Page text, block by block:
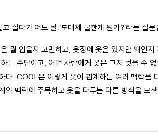
살다가 어느 날 ‘도대체 쿨한게 뭔가?’라는 질문
뭘 입을지 고민하고, 옷장에 옷은 있지만 왜인
는 수단이고, 어떤 사람에게 옷은 그저 벗을 수
다. COOL은 이렇게 옷이 관계하는 여러 맥락을
와 맥락에 주목하고 옷을 다루는 다른 방식을 모